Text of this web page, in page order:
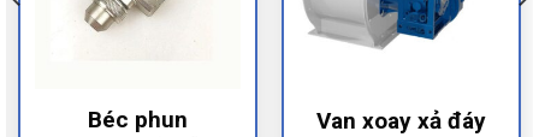
Béc phun
Van xoay xả đáy